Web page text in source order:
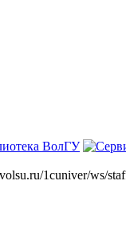
ВолГУ
1cuniver/ws/